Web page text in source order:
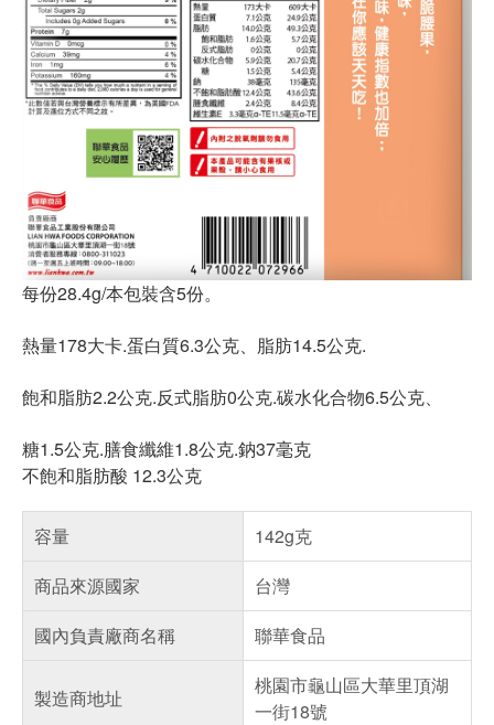
每份28.4g/本包裝含5份。
熱量178大卡.蛋白質6.3公克、脂肪14.5公克.
飽和脂肪2.2公克.反式脂肪0公克.碳水化合物6.5公克、
糖1.5公克.膳食纖維1.8公克.鈉37毫克
不飽和脂肪酸 12.3公克
容量
142g克
商品來源國家
台灣
國內負責廠商名稱
聯華食品
製造商地址
桃園市龜山區大華里頂湖
一街18號